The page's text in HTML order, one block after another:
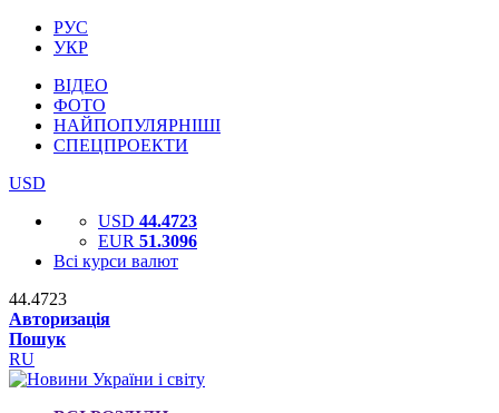
РУС
УКР
ВІДЕО
ФОТО
НАЙПОПУЛЯРНІШІ
СПЕЦПРОЕКТИ
USD
USD 44.4723
EUR 51.3096
Всі курси валют
44.4723
Авторизація
Пошук
RU